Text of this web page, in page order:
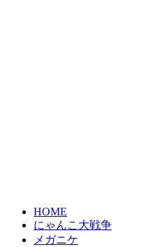
HOME
にゃんこ大戦争
メガニケ